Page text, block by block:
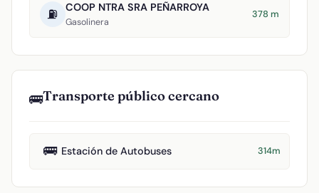
⛽ COOP NTRA SRA PEÑARROYA
Gasolinera
378 m
🚌Transporte público cercano
🚌 Estación de Autobuses 314m